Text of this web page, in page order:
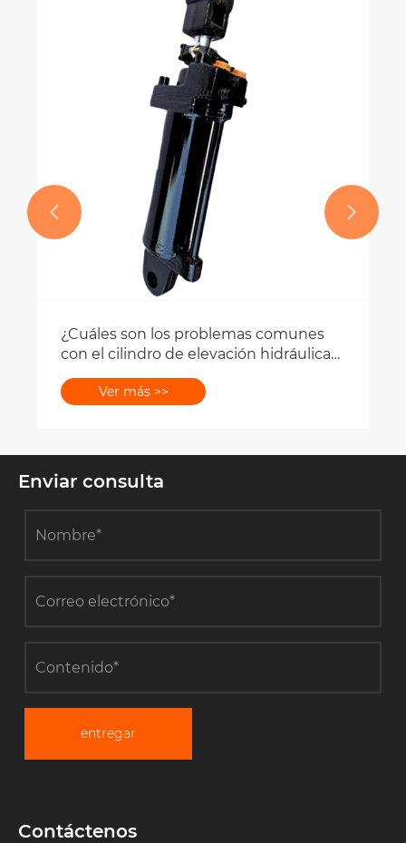
¿Cuáles son los problemas comunes
con el cilindro de elevación hidráulica
EP-FT800.55A.012?
Ver más >>
 
Enviar consulta
entregar
Contáctenos